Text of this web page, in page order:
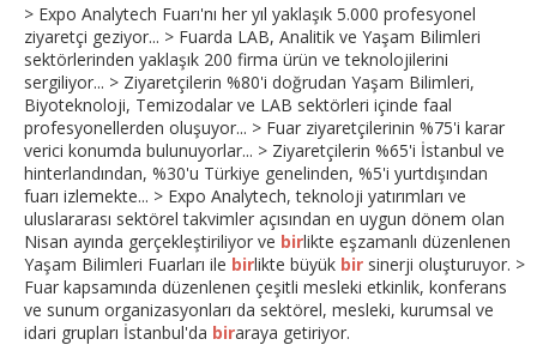
> Expo Analytech Fuarı'nı her yıl yaklaşık 5.000 profesyonel
ziyaretçi geziyor... > Fuarda LAB, Analitik ve Yaşam Bilimleri
sektörlerinden yaklaşık 200 firma ürün ve teknolojilerini
sergiliyor... > Ziyaretçilerin %80'i doğrudan Yaşam Bilimleri,
Biyoteknoloji, Temizodalar ve LAB sektörleri içinde faal
profesyonellerden oluşuyor... > Fuar ziyaretçilerinin %75'i karar
verici konumda bulunuyorlar... > Ziyaretçilerin %65'i İstanbul ve
hinterlandından, %30'u Türkiye genelinden, %5'i yurtdışından
fuarı izlemekte... > Expo Analytech, teknoloji yatırımları ve
uluslararası sektörel takvimler açısından en uygun dönem olan
Nisan ayında gerçekleştiriliyor ve birlikte eşzamanlı düzenlenen
Yaşam Bilimleri Fuarları ile birlikte büyük bir sinerji oluşturuyor. >
Fuar kapsamında düzenlenen çeşitli mesleki etkinlik, konferans
ve sunum organizasyonları da sektörel, mesleki, kurumsal ve
idari grupları İstanbul'da biraraya getiriyor.